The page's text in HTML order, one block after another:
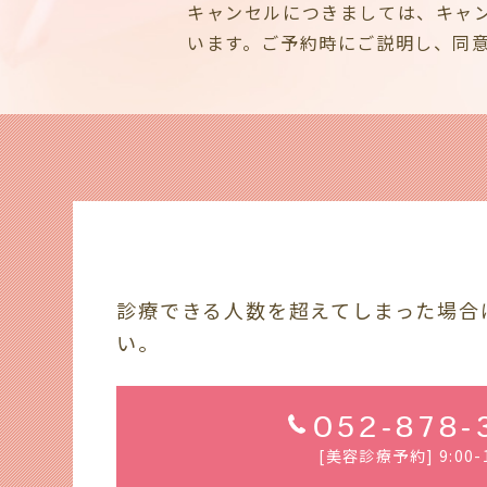
キャンセルにつきましては、キャ
います。ご予約時にご説明し、同
診療できる人数を超えてしまった場
い。
052-878-
[美容診療予約]